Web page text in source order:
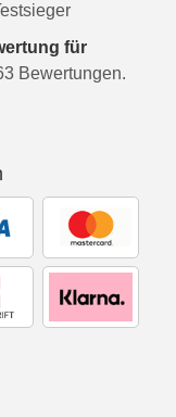
für
Bewertungen.